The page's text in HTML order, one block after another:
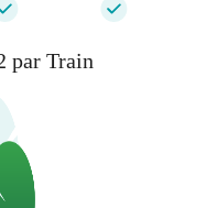
par Train